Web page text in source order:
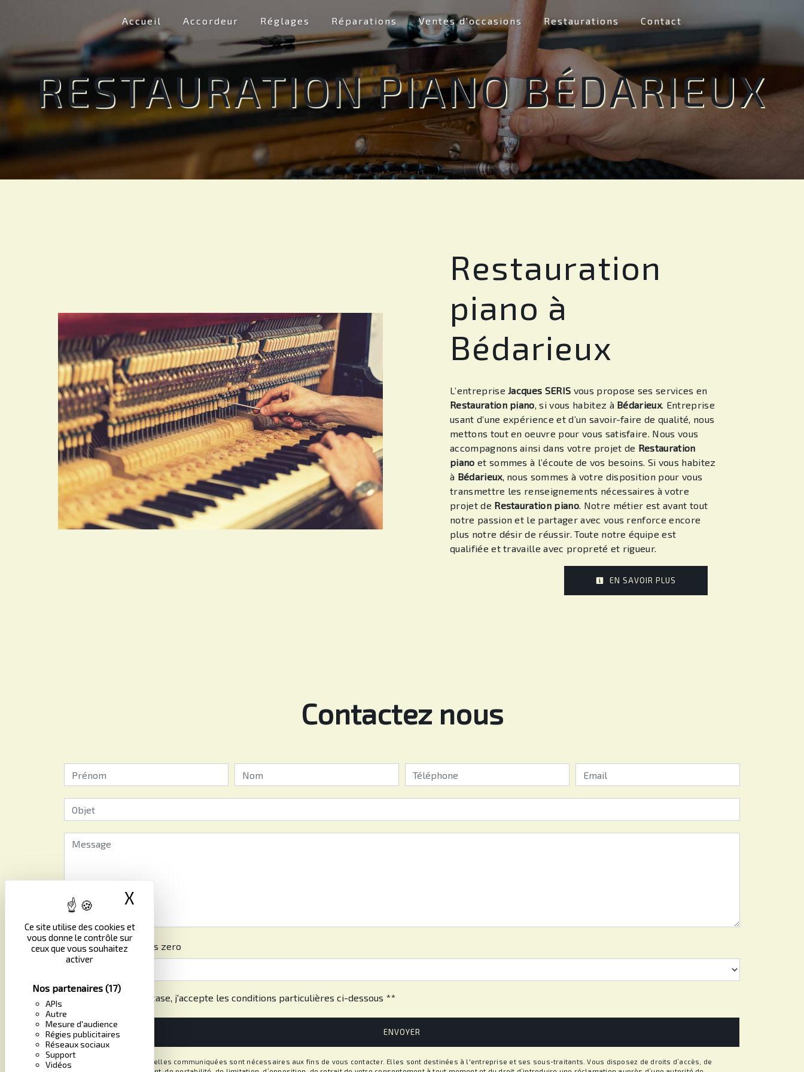
Ce site utilise des cookies et
vous donne le contrôle sur
ceux que vous souhaitez
activer
Nos partenaires (17)
APIs
Autre
Mesure d'audience
Régies publicitaires
Réseaux sociaux
Support
Vidéos
X
Accueil Accordeur Réglages Réparations Ventes d'occasions Restaurations Contact
RESTAURATION PIANO BÉDARIEUX
Restauration
piano à
Bédarieux
L’entrepriseJacques SERIS vous propose ses services en
Restauration piano, si vous habitez à Bédarieux. Entreprise
usant d’une expérience et d’un savoir-faire de qualité, nous
mettons tout en oeuvre pour vous satisfaire. Nous vous
accompagnons ainsi dans votre projet de Restauration
piano et sommes à l’écoute de vos besoins. Si vous habitez
à Bédarieux, nous sommes à votre disposition pour vous
transmettre les renseignements nécessaires à votre
projet de Restauration piano. Notre métier est avant tout
notre passion et le partager avec vous renforce encore
plus notre désir de réussir. Toute notre équipe est
qualifiée et travaille avec propreté et rigueur.
EN SAVOIR PLUS
Contactez nous
Combien font dix plus zero
En cochant cette case, j'accepte les conditions particulières ci-dessous **
ENVOYER
** Les données personnelles communiquées sont nécessaires aux fins de vous contacter. Elles sont destinées à l'entreprise et ses sous-traitants. Vous disposez de droits d’accès, de